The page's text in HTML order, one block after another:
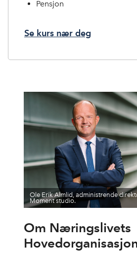
Pensjon
Se kurs nær deg
Ole Erik Almlid, administrende
Moment studio.
Om Næringslivets